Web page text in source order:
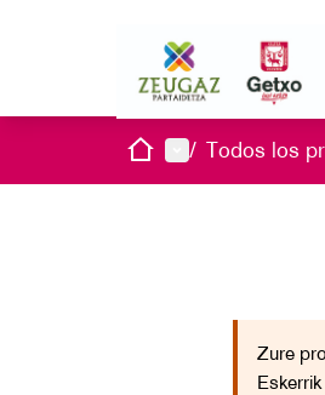
InicioMenú principal
/ Todos los
Zure